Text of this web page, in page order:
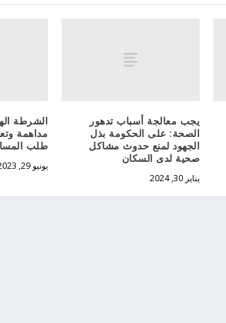
يجب معالجة أسباب تدهور
الصحة: على الحكومة بذل
الجهود لمنع حدوث مشاكل
صحية لدى السكان
يناير 30, 2024
مداهمة
طلب
يونيو 29, 2023